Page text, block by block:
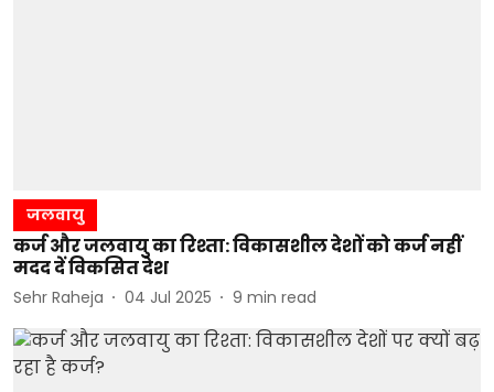
जलवायु
कर्ज और जलवायु का रिश्ता: विकासशील देशों को कर्ज नहीं
मदद दें विकसित देश
Sehr Raheja 04 Jul 2025 9 min read